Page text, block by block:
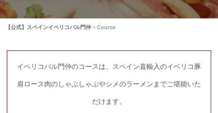
【公式】スペインイベリコバル門仲 >Course
イベリコバル門仲のコースは、スペイン直輸入のイベリコ豚
肩ロース肉のしゃぶしゃぶやシメのラーメンまでご堪能いた
だけます。